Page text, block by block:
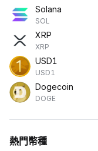
Solana
SOL
XRP
XRP
USD1
USD1
Dogecoin
DOGE
熱門幣種